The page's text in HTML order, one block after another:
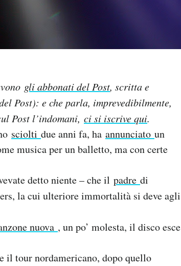
gli abbonati del Post, scritta e
Post): e che parla, imprevedibilmente,
Post l’indomani, ci si iscrive qui.
sciolti due anni fa, ha annunciato un
musica per un balletto, ma con certe
detto niente – che il padre di
la cui ulteriore immortalità si deve agli
nuova , un po’ molesta, il disco esce
il tour nordamericano, dopo quello